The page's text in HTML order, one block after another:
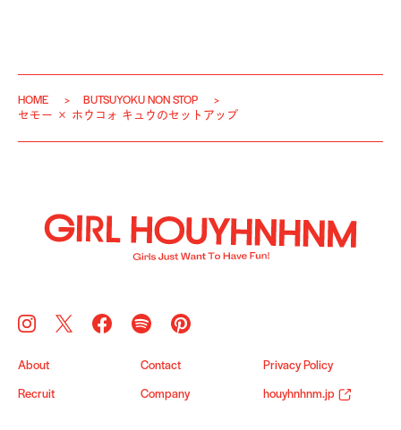
HOME
BUTSUYOKU NON STOP
セモー × ホウコォ キュウのセットアップ
About Contact Privacy Policy
Recruit Company houyhnhnm.jp